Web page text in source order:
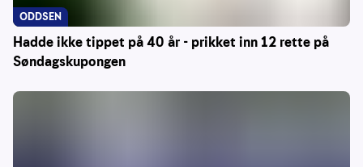
Hadde ikke tippet på 40 år - prikket inn 12 rette på
Søndagskupongen
ODDSEN